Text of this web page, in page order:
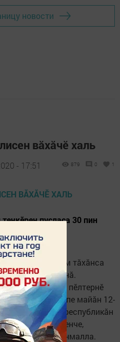
новости
вӑхӑчӗ халь
- 17:51 879 0 1
пуҫласа 30 пин
перчеткесем тӑхӑнса
ӑнлантарса панӑ.
Руслан Галиев пӗлтернӗ
йышӑнӑвӗпе майӑн 12-
тата республикӑн
таксисенче,
тӑхӑнмалла.